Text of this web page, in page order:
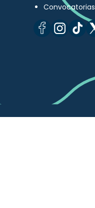
Convocatorias